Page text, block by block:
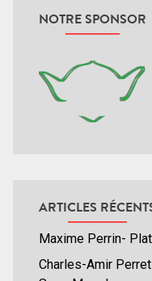
NOTRE SPONSOR
ARTICLES
Maxime Perrin-
Charles-Amir